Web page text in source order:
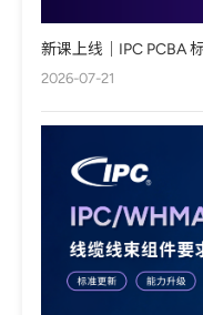
新课上线｜IPC PCBA
2026-07-21